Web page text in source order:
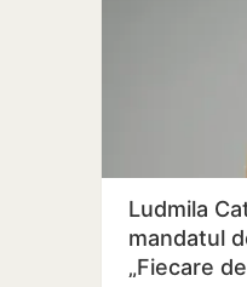
Ludmila
mandatul
„Fiecare